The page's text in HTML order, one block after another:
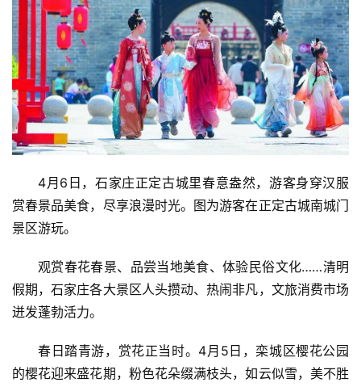
4月6日，石家庄正定古城里春意盎然，游客身穿汉服
赏春景品美食，尽享浪漫时光。图为游客在正定古城南城门
景区游玩。
观赏春花春景、品尝当地美食、体验民俗文化……清明
假期，石家庄各大景区人头攒动、热闹非凡，文旅消费市场
迸发蓬勃活力。
春日踏青游，赏花正当时。4月5日，栾城区樱花公园
的樱花迎来盛花期，粉色花朵缀满枝头，如云似雪，美不胜